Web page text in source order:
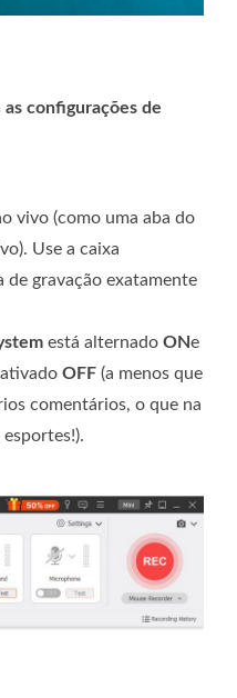
configurações de
vivo (como uma aba do
Use a caixa
de gravação exatamente
está alternado ONe
OFF (a menos que
comentários, o que na